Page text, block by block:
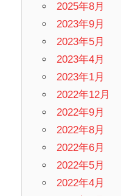
2025年8月
2023年9月
2023年5月
2023年4月
2023年1月
2022年12月
2022年9月
2022年8月
2022年6月
2022年5月
2022年4月